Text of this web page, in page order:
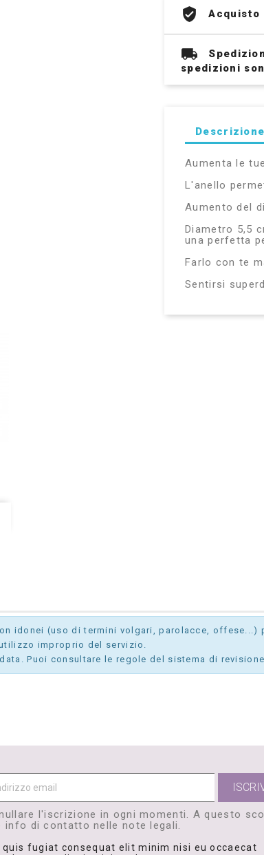
Acquisto
spedizioni
Descrizione
Aumenta le
L'anello
Aumento del
Diametro 5,5
una perfetta
Farlo con te
Sentirsi
idonei (uso di termini volgari, parolacce,
improprio del servizio.
Puoi consultare le regole del sistema di
l'iscrizione in ogni momenti. A questo
info di contatto nelle note legali.
quis fugiat consequat elit minim nisi eu occaecat